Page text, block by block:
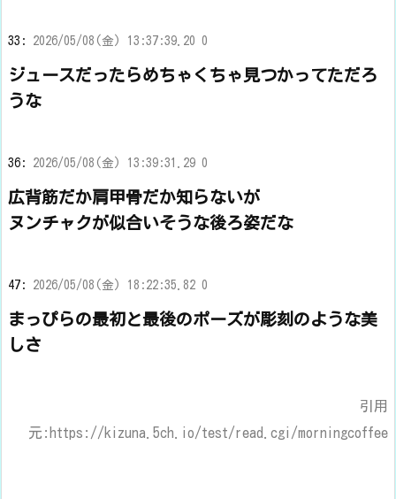
33: 2026/05/08(金) 13:37:39.20 0
ジュースだったらめちゃくちゃ見つかってただろ
うな
36: 2026/05/08(金) 13:39:31.29 0
広背筋だか肩甲骨だか知らないが
ヌンチャクが似合いそうな後ろ姿だな
47: 2026/05/08(金) 18:22:35.82 0
まっぴらの最初と最後のポーズが彫刻のような美
しさ
引用
元:https://kizuna.5ch.io/test/read.cgi/morningcoffee